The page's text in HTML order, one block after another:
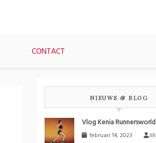
CONTACT
NIEUWS & BLOG
Vlog Kenia
februari 14, 2023